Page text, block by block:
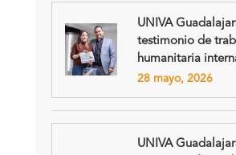
UNIVA
testimonio de
humanitaria
28 mayo, 2026
UNIVA